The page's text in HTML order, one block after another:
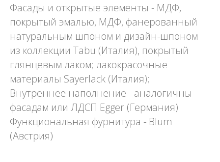
Фасады и открытые элементы - МДФ,
покрытый эмалью, МДФ, фанерованный
натуральным шпоном и дизайн-шпоном
из коллекции Tabu (Италия), покрытый
глянцевым лаком; лакокрасочные
материалы Sayerlack (Италия);
Внутреннее наполнение - аналогичны
фасадам или ЛДСП Egger (Германия)
Функциональная фурнитура - Blum
(Австрия)